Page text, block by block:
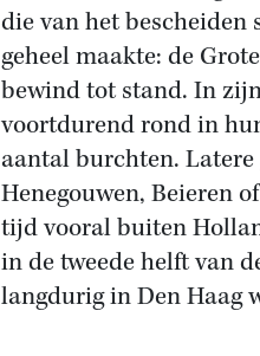
die van het
geheel maakte: de
bewind tot stand. In
voortdurend rond in
aantal burchten. Latere
Henegouwen, Beieren
tijd vooral buiten
in de tweede helft van
langdurig in Den Haag